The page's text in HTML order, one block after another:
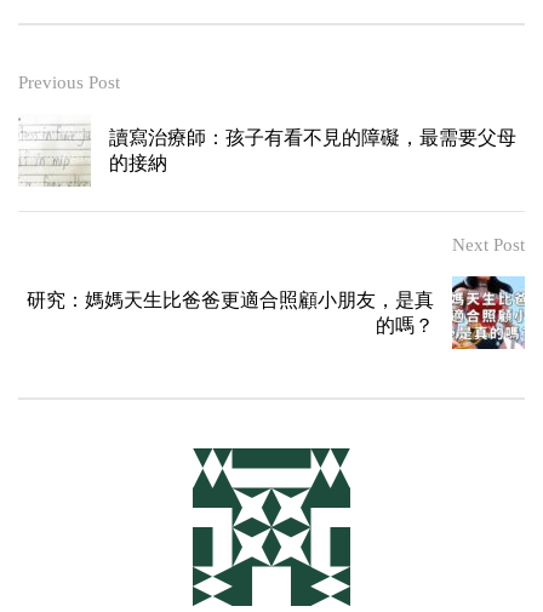
Previous Post
讀寫治療師：孩子有看不見的障礙，最需要父母
的接納
Next Post
研究：媽媽天生比爸爸更適合照顧小朋友，是真
的嗎？